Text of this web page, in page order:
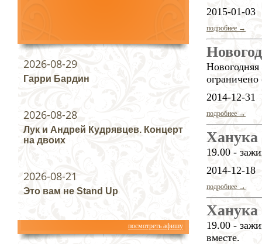
2015-01-03
подробнее →
2014-12-31
подробнее →
19.00 -
2014-12-18
подробнее →
19.00 -
вместе.
2026-08-29
Гарри Бардин
2026-08-28
Лук и Андрей Кудрявцев. Концерт
на двоих
2026-08-21
Это вам не Stand Up
посмотреть афишу